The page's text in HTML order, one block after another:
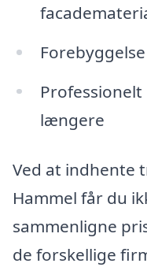
længere
Ved at indhente
Hammel får du
sammenligne
de forskellige